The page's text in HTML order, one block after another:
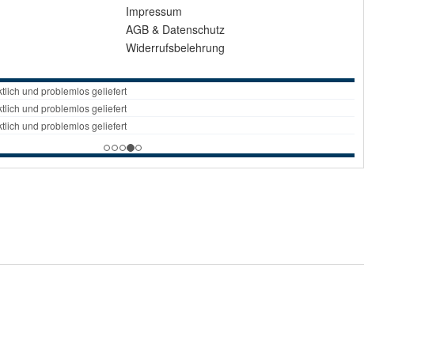
Impressum
AGB & Datenschutz
Widerrufsbelehrung